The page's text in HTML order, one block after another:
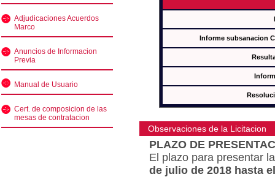
Adjudicaciones Acuerdos
Marco
Anuncios de Informacion
Previa
Manual de Usuario
Cert. de composicion de las
mesas de contratacion
Informe subsanacion
Observaciones de la Licitacion
PLAZO DE
El plazo para presentar
de julio de 2018 hasta